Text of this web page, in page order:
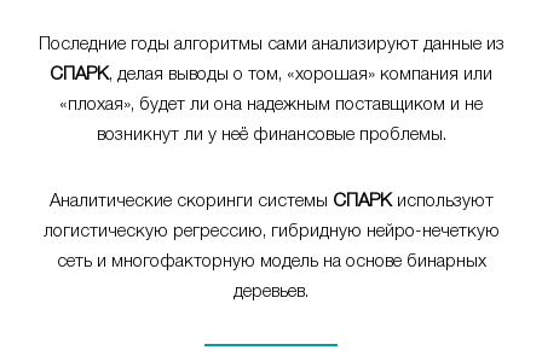
Последние годы алгоритмы сами анализируют данные из
СПАРК, делая выводы о том, «хорошая» компания или
«плохая», будет ли она надежным поставщиком и не
возникнут ли у неё финансовые проблемы.
Аналитические скоринги системы СПАРКиспользуют
логистическую регрессию, гибридную нейро-нечеткую
сеть и многофакторную модель на основе бинарных
деревьев.